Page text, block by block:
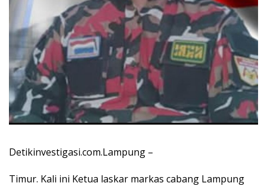
Detikinvestigasi.com.Lampung –
Timur. Kali ini Ketua laskar markas cabang Lampung